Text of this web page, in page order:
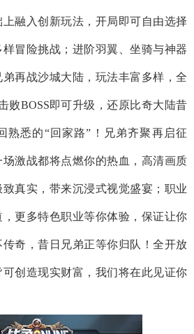
融入创新玩法，开局即可自由选择
冒险挑战；进阶羽翼、坐骑与神器
再战沙城大陆，玩法丰富多样，全
败BOSS即可升级，还原比奇大陆昔
熟悉的“回家路”！兄弟齐聚再启征
激战都将点燃你的热血，高清画质
真实，带来沉浸式视觉盛宴；职业
更多特色职业等你体验，保证让你
奇，昔日兄弟正等你归队！全开放
创造现实财富，我们将在此见证你